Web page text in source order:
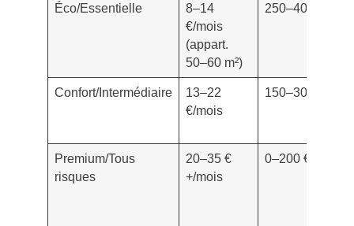
Éco/Essentielle
8–14
€/mois
(appart.
50–60 m²)
250–400 €
Confort/Intermédiaire
13–22
€/mois
150–300 €
Premium/Tous
risques
20–35 €
+/mois
0–200 €